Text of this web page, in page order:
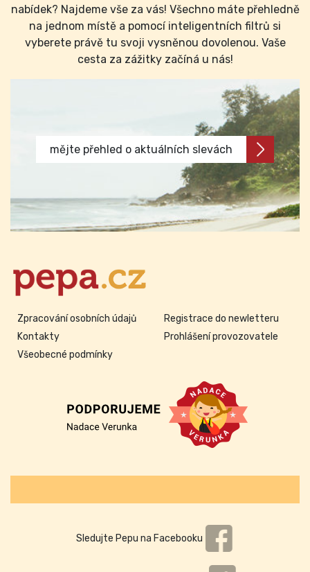
nabídek? Najdeme vše za vás! Všechno máte přehledně
na jednom místě a pomocí inteligentních filtrů si
vyberete právě tu svoji vysněnou dovolenou. Vaše
cesta za zážitky začíná u nás!
mějte přehled o aktuálních slevách
Zpracování osobních údajů
Kontakty
Všeobecné podmínky
Registrace do newletteru
Prohlášení provozovatele
Sledujte Pepu na Facebooku